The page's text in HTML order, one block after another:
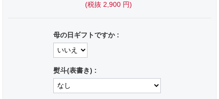
(税抜 2,900 円)
母の日ギフトですか :
熨斗(表書き) :